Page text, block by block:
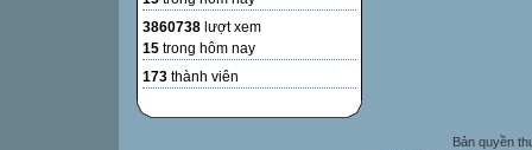
3860738 lượt xem
15 trong hôm nay
173 thành viên
Bản quyền